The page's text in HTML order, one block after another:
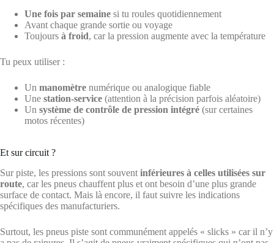
Une fois par semaine si tu roules quotidiennement
Avant chaque grande sortie ou voyage
Toujours à froid, car la pression augmente avec la température
Tu peux utiliser :
Un manomètre numérique ou analogique fiable
Une station-service (attention à la précision parfois aléatoire)
Un système de contrôle de pression intégré (sur certaines
motos récentes)
Et sur circuit ?
Sur piste, les pressions sont souvent inférieures à celles utilisées sur
route, car les pneus chauffent plus et ont besoin d’une plus grande
surface de contact. Mais là encore, il faut suivre les indications
spécifiques des manufacturiers.
Surtout, les pneus piste sont communément appelés « slicks » car il n’y